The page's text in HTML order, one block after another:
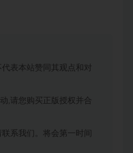
表本站赞同其观点和对
,请您购买正版授权并合
系我们。将会第一时间